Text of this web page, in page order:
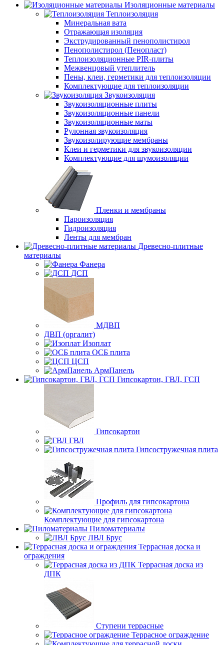
Изоляционные материалы
Теплоизоляция
Минеральная вата
Отражающая изоляция
Экструдированный пенополистирол
Пенополистирол (Пенопласт)
Теплоизоляционные PIR-плиты
Межвенцовый утеплитель
Пены, клеи, герметики для теплоизоляции
Комплектующие для теплоизоляции
Звукоизоляция
Звукоизоляционные плиты
Звукоизоляционные панели
Звукоизоляционные маты
Рулонная звукоизоляция
Звукоизолирующие мембраны
Клеи и герметики для звукоизоляции
Комплектующие для шумоизоляции
Пленки и мембраны
Пароизоляция
Гидроизоляция
Ленты для мембран
Древесно-плитные
материалы
Фанера
ДСП
МДВП
ДВП (оргалит)
Изоплат
ОСБ плита
ЦСП
АрмПанель
Гипсокартон, ГВЛ, ГСП
Гипсокартон
ГВЛ
Гипсостружечная плита
Профиль для гипсокартона
Комплектующие для гипсокартона
Пиломатериалы
ЛВЛ Брус
Террасная доска и
ограждения
Террасная доска из
ДПК
Ступени террасные
Террасное ограждение